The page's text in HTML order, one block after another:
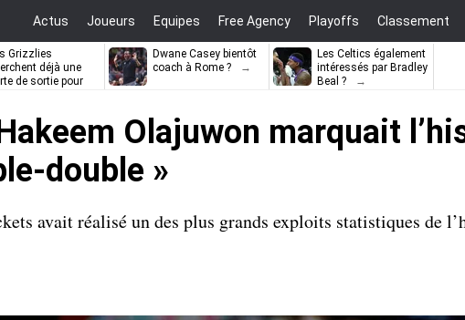
Actus Joueurs Equipes Free Agency Playoffs Classement
Grizzlies
déjà une
de sortie pour
Dwane Casey bientôt
coach à Rome ?
Les Celtics également
intéressés par Bradley
Beal ?
Olajuwon marquait
double »
avait réalisé un des plus grands exploits statistiques de